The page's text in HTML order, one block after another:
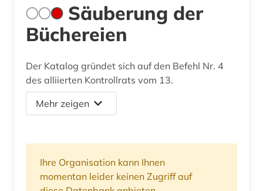
Säuberung der
Büchereien
Der Katalog gründet sich auf den Befehl Nr. 4
des alliierten Kontrollrats vom 13.
Mehr zeigen
Ihre Organisation kann Ihnen
momentan leider keinen Zugriff auf